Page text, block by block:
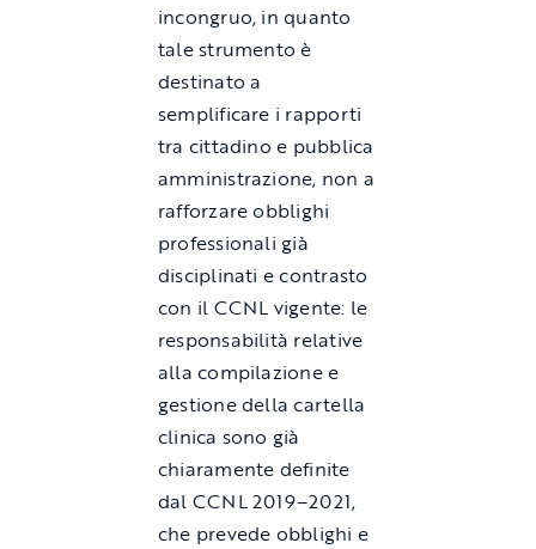
incongruo, in quanto
tale strumento è
destinato a
semplificare i rapporti
tra cittadino e pubblica
amministrazione, non a
rafforzare obblighi
professionali già
disciplinati e contrasto
con il CCNL vigente: le
responsabilità relative
alla compilazione e
gestione della cartella
clinica sono già
chiaramente definite
dal CCNL 2019–2021,
che prevede obblighi e